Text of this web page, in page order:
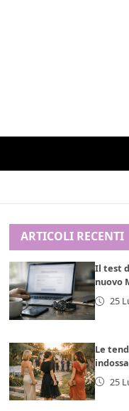
ARTICOLI RECENTI
Il test
nuovo
25
Le
25